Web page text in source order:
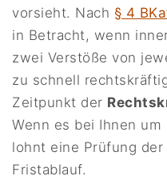
vorsieht. Nach § 4
in Betracht, wenn
zwei Verstöße von
zu schnell
Zeitpunkt der
Wenn es bei Ihnen um
lohnt eine Prüfung
Fristablauf.